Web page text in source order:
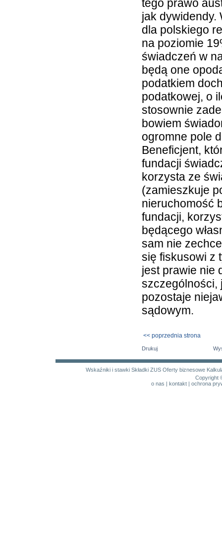
tego prawo
jak dywidendy.
dla polskiego
na poziomie
świadczeń w
będą one
podatkiem
podatkowej, o
stosownie
bowiem
ogromne pole
Beneficjent,
fundacji
korzysta ze
(zamieszkuje
nieruchomość
fundacji,
będącego
sam nie
się fiskusowi z
jest prawie nie
szczególności,
pozostaje
sądowym.
<< poprzednia strona
Drukuj
Wskaźniki i stawki Składki ZUS Oferty biznesowe
Copyright
o nas | kontakt| ochrona